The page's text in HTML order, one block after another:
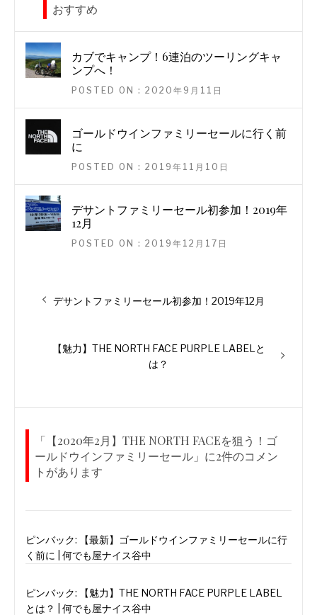
おすすめ
カブでキャンプ！6連泊のツーリングキャ
ンプへ！
POSTED ON : 2020年9月11日
ゴールドウインファミリーセールに行く前
に
POSTED ON : 2019年11月10日
デサントファミリーセール初参加！2019年
12月
POSTED ON : 2019年12月17日
シ
ョ
ン
過
投
デサントファミリーセール初参加！2019年12月
次【魅力】THE NORTH FACE PURPLE LABELと
は？
「【2020年2月】THE NORTH FACEを狙う！ゴ
ールドウインファミリーセール」に2件のコメン
トがあります
ピンバック:
【最新】ゴールドウインファミリーセールに行
く前に | 何でも屋ナイス谷中
ピンバック:
【魅力】THE NORTH FACE PURPLE LABEL
とは？ | 何でも屋ナイス谷中